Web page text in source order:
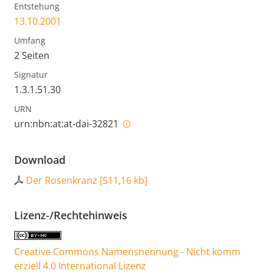
Entstehung
13.10.2001
Umfang
2 Seiten
Signatur
1.3.1.51.30
URN
urn:nbn:at:at-dai-32821
Download
Der Rosenkranz [511,16 kb]
Lizenz-/Rechtehinweis
Creative Commons Namensnennung - Nicht komm
erziell 4.0 International Lizenz